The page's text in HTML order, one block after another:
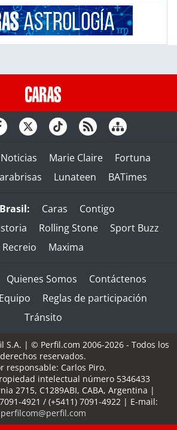
Noticias Marie Claire
Fortuna
Lunateen BATimes
Caras
Contigo
Rolling Stone
Sport Buzz
Recreio
Maxima
Quienes Somos
Contáctenos
Equipo
Reglas de participación
Tránsito
S.A. | © Perfil.com 2006-2026 - Todos los
derechos reservados.
responsable: Carlos Piro.
intelectual número 5346433
2715, C1289ABI, CABA, Argentina |
4921 / (+5411) 7091-4922 | E-mail:
perfilcom@perfil.com